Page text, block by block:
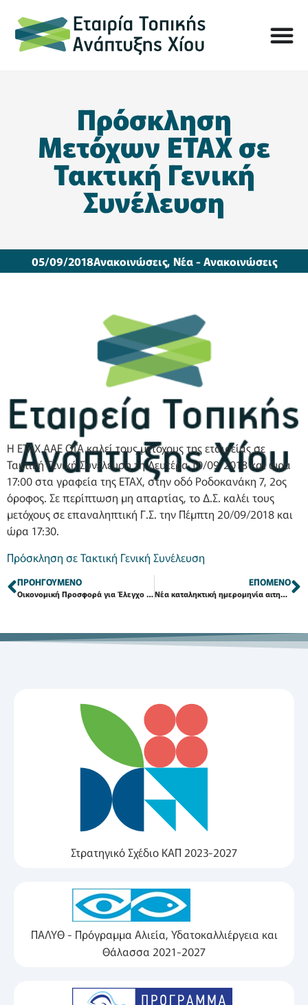
Πρόσκληση
Μετόχων ΕΤΑΧ σε
Τακτική Γενική
Συνέλευση
05/09/2018Ανακοινώσεις, Νέα - Ανακοινώσεις
Η ΕΤΑΧ ΑΑΕ ΟΤΑ καλεί τους μετόχους της εταιρείας σε
Τακτική Γενική Συνέλευση τη Δευτέρα 10/09/2018 και ώρα
17:00 στα γραφεία της ΕΤΑΧ, στην οδό Ροδοκανάκη 7, 2ος
όροφος. Σε περίπτωση μη απαρτίας, το Δ.Σ. καλέι τους
μετόχους σε επαναληπτική Γ.Σ. την Πέμπτη 20/09/2018 και
ώρα 17:30.
Πρόσκληση σε Τακτική Γενική Συνέλευση
ΠΡΟΗΓΟΎΜΕΝΟ
Οικονομική Προσφορά για Έλεγχο Χρηματοοικονομικών Καταστάσεων έτους 2108
ΕΠΌΜΕΝΟ
Νέα καταληκτική ημερομηνία αιτημάτων πληρωμής του Άξονα 3
Στρατηγικό Σχέδιο ΚΑΠ 2023-2027
ΠΑΛΥΘ - Πρόγραμμα Αλιεία, Υδατοκαλλιέργεια και
Θάλασσα 2021-2027